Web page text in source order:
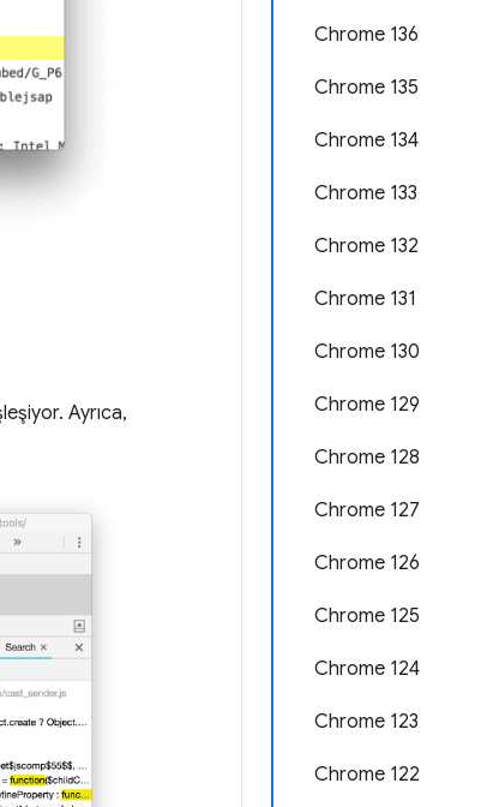
Chrome 136
Chrome 135
Chrome 134
Chrome 133
Chrome 132
Chrome 131
Chrome 130
Chrome 129
Chrome 128
Chrome 127
Chrome 126
Chrome 125
Chrome 124
Chrome 123
Chrome 122
Ayrıca,